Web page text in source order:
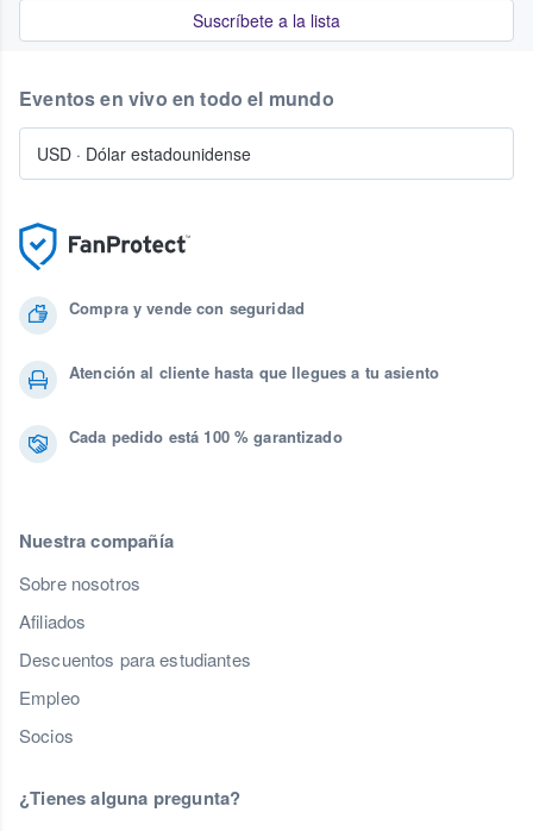
Suscríbete a la lista
Compra y vende con seguridad
Atención al cliente hasta que llegues a tu asiento
Cada pedido está 100 % garantizado
Nuestra compañía
Sobre nosotros
Afiliados
Descuentos para estudiantes
Empleo
Socios
¿Tienes alguna pregunta?
Eventos en vivo en todo el mundo
USD · Dólar estadounidense